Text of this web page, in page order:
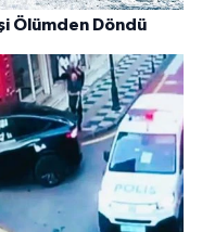
Ölümden Döndü